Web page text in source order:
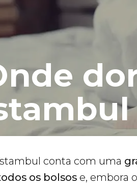
conta com uma
os bolsos e, embora